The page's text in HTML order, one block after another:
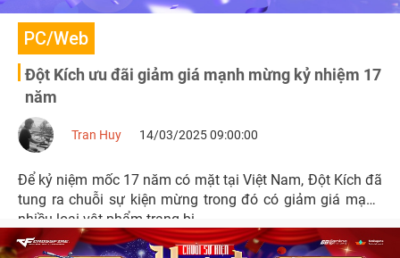
PC/Web
Đột Kích ưu đãi giảm giá mạnh mừng kỷ nhiệm 17
năm
Tran Huy 14/03/2025 09:00:00
Để kỷ niệm mốc 17 năm có mặt tại Việt Nam, Đột Kích đã
tung ra chuỗi sự kiện mừng trong đó có giảm giá mạnh
nhiều loại vật phẩm trang bị.